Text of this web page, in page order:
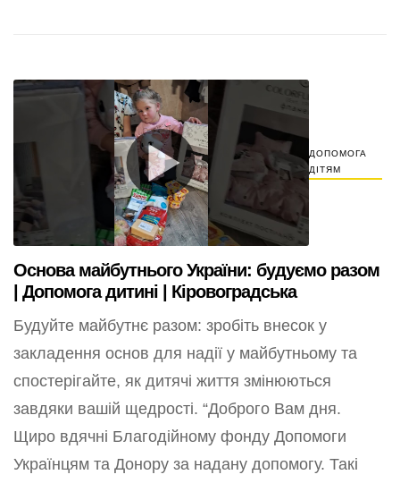
ДОПОМОГА
ДІТЯМ
Основа майбутнього України: будуємо разом
| Допомога дитині | Кіровоградська
Будуйте майбутнє разом: зробіть внесок у
закладення основ для надії у майбутньому та
спостерігайте, як дитячі життя змінюються
завдяки вашій щедрості. “Доброго Вам дня.
Щиро вдячні Благодійному фонду Допомоги
Українцям та Донору за надану допомогу. Такі